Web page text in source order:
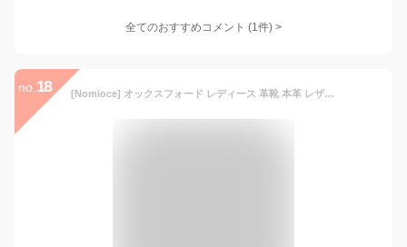
全てのおすすめコメント (1件) >
no. 18 [Nomioce] オックスフォード レディース 革靴 本革 レザー 通学 通勤 レースアップ パンプス シューズ 靴 おじ靴 ヒール カジュアル 女性 ブラック 23.0cm